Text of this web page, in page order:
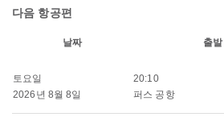
다음 항공편
날짜 출발
토요일
2026년 8월 8일
20:10
퍼스 공항